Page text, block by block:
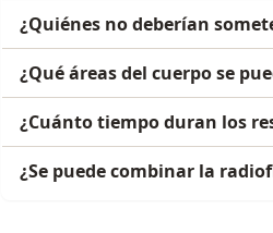
¿Quiénes no deberían
¿Qué áreas del cuerpo se
¿Cuánto tiempo duran los
¿Se puede combinar la